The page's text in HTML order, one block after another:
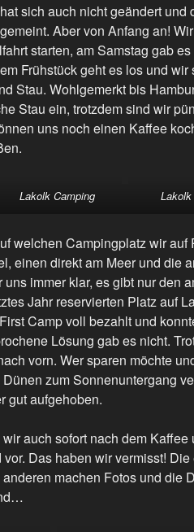
sich auch nicht geändert und
Aber von Anfang an!
starten, am Samstag gab
Frühstück geht es los und wir
Stau. Wohlgemerkt bis
Stau ein, trotzdem sind wir
uns noch einen Kaffee
Lakolk Camping
welchen Campingplatz wir auf
einen direkt am Meer und die
uns immer klar, es gibt nur den
Jahr reservierten Platz auf
Camp voll bezahlt und
Lösung gab es nicht.
vorn. Wer sparen möchte
zum Sonnenuntergang
gut aufgehoben.
auch sofort nach dem Kaffee
Das haben wir vermisst! Die
machen Fotos und die